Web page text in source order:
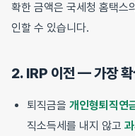
확한 금액은 국세청 홈택스의
인할 수 있습니다.
2. IRP 이전 — 가장 확
퇴직금을 개인형퇴직연
직소득세를 내지 않고